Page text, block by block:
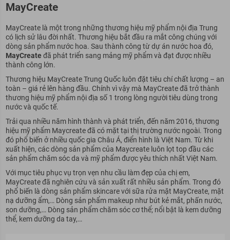
MayCreate
MayCreate là một trong những thương hiệu mỹ phẩm nội địa Trung
có lịch sử lâu đời nhất. Thương hiệu bắt đầu ra mắt công chúng với
dòng sản phẩm nước hoa. Sau thành công từ dự án nước hoa đó,
MayCreate đã phát triển sang mảng mỹ phẩm và đạt được nhiều
thành công lớn.
Thương hiệu MayCreate Trung Quốc luôn đặt tiêu chí chất lượng – an
toàn – giá rẻ lên hàng đầu. Chính vì vậy mà MayCreate đã trở thành
thương hiệu mỹ phẩm nội địa số 1 trong lòng người tiêu dùng trong
nước và quốc tế.
Trải qua nhiều năm hình thành và phát triển, đến năm 2016, thương
hiệu mỹ phẩm Maycreate đã có mặt tại thị trường nước ngoài. Trong
đó phổ biến ở nhiều quốc gia Châu Á, điển hình là Việt Nam. Từ khi
xuất hiện, các dòng sản phẩm của Maycreate luôn lọt top đầu các
sản phẩm chăm sóc da và mỹ phẩm được yêu thích nhất Việt Nam.
Với mục tiêu phục vụ trọn vẹn nhu cầu làm đẹp của chị em,
MayCreate đã nghiên cứu và sản xuất rất nhiều sản phẩm. Trong đó
phổ biến là dòng sản phẩm skincare với sữa rửa mặt MayCreate, mặt
nạ dưỡng ẩm,… Dòng sản phẩm makeup như bút kẻ mắt, phấn nước,
son dưỡng,… Dòng sản phẩm chăm sóc cơ thể; nổi bật là kem dưỡng
thể, kem dưỡng da tay,…